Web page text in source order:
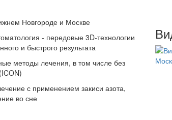
Новгороде и Москве
- передовые 3D-технологии
и быстрого результата
методы лечения, в том числе без
с применением закиси азота,
во сне